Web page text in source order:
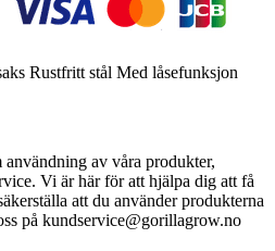
Rustfritt stål Med låsefunksjon
av våra produkter,
Vi är här för att hjälpa dig att få
att du använder produkterna
på kundservice@gorillagrow.no